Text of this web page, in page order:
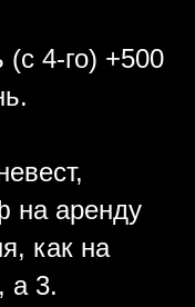
4-го) +500
на аренду
как на
а 3.